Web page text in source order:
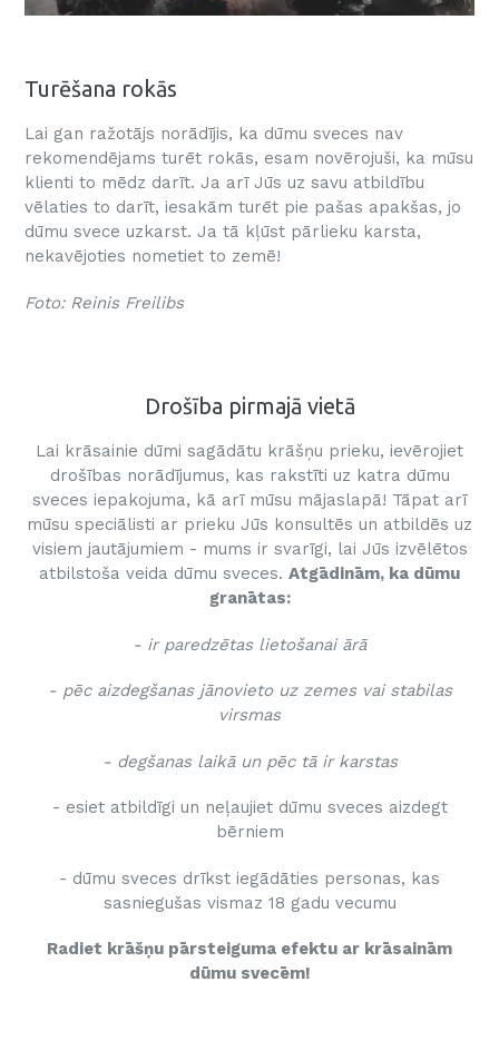
Turēšana rokās
Lai gan ražotājs norādījis, ka dūmu sveces nav
rekomendējams turēt rokās, esam novērojuši, ka mūsu
klienti to mēdz darīt. Ja arī Jūs uz savu atbildību
vēlaties to darīt, iesakām turēt pie pašas apakšas, jo
dūmu svece uzkarst. Ja tā kļūst pārlieku karsta,
nekavējoties nometiet to zemē!
Foto: Reinis Freilibs
Drošība pirmajā vietā
Lai krāsainie dūmi sagādātu krāšņu prieku, ievērojiet
drošības norādījumus, kas rakstīti uz katra dūmu
sveces iepakojuma, kā arī mūsu mājaslapā! Tāpat arī
mūsu speciālisti ar prieku Jūs konsultēs un atbildēs uz
visiem jautājumiem - mums ir svarīgi, lai Jūs izvēlētos
atbilstoša veida dūmu sveces. Atgādinām, ka dūmu
granātas:
- ir paredzētas lietošanai ārā
- pēc aizdegšanas jānovieto uz zemes vai stabilas
virsmas
- degšanas laikā un pēc tā ir karstas
- esiet atbildīgi un neļaujiet dūmu sveces aizdegt
bērniem
- dūmu sveces drīkst iegādāties personas, kas
sasniegušas vismaz 18 gadu vecumu
Radiet krāšņu pārsteiguma efektu ar krāsainām
dūmu svecēm!